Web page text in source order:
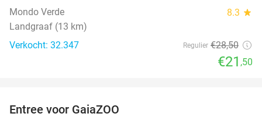
Mondo Verde 8.3 star
Landgraaf (13 km)
Verkocht: 32.347
Regulier €28,50
€21 ,50
Entree voor GaiaZOO